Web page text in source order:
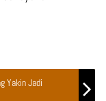
Yakin Jadi